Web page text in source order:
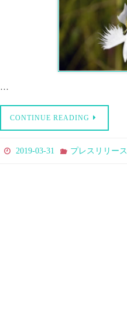
…
CONTINUE READING
2019-03-31 プレスリリース